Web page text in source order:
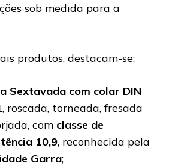
sob medida para a
produtos, destacam-se:
Sextavada com colar DIN
, roscada, torneada, fresada
com classe de
10,9, reconhecida pela
Garra;